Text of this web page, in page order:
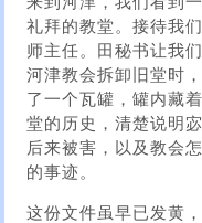
礼拜的教堂。接待我
师主任。田秘书让我
河津教会拆卸旧堂时
了一个瓦罐，罐内藏
堂的历史，清楚说明
后来被害，以及教会
的事迹。
这份文件虽早已发黄